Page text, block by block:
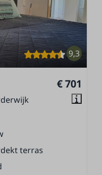
9,3
€ 701
terras